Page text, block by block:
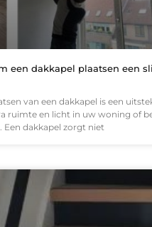
een dakkapel plaatsen een
van een dakkapel is een
ruimte en licht in uw woning of
Een dakkapel zorgt niet